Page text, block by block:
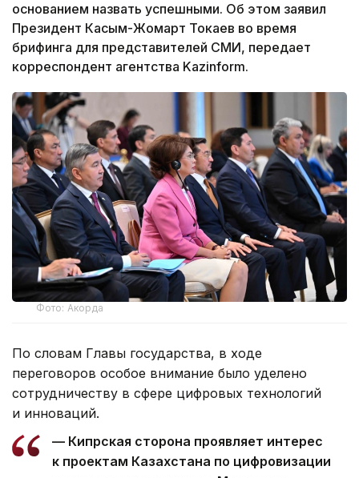
основанием назвать успешными. Об этом заявил
Президент Касым-Жомарт Токаев во время
брифинга для представителей СМИ, передает
корреспондент агентства Kazinform.
Фото: Акорда
По словам Главы государства, в ходе
переговоров особое внимание было уделено
сотрудничеству в сфере цифровых технологий
и инноваций.
— Кипрская сторона проявляет интерес
к проектам Казахстана по цифровизации